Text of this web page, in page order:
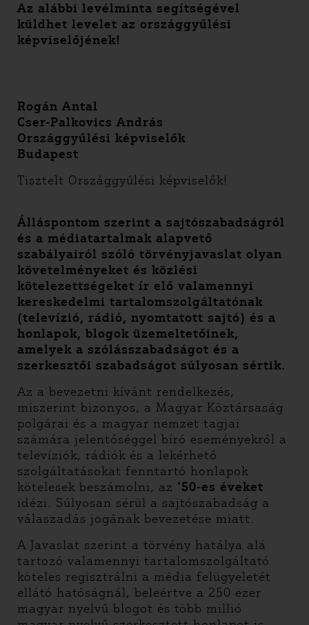
Az alábbi levélminta segítségével
küldhet levelet az országgyűlési
képviselőjének!
Rogán Antal
Cser-Palkovics András
Országgyűlési képviselők
Budapest
Tisztelt Országgyűlési képviselők!
Álláspontom szerint a sajtószabadságról
és a médiatartalmak alapvető
szabályairól szóló törvényjavaslat olyan
követelményeket és közlési
kötelezettségeket ír elő valamennyi
kereskedelmi tartalomszolgáltatónak
(televízió, rádió, nyomtatott sajtó) és a
honlapok, blogok üzemeltetőinek,
amelyek a szólásszabadságot és a
szerkesztői szabadságot súlyosan sértik.
Az a bevezetni kívánt rendelkezés,
miszerint bizonyos, a Magyar Köztársaság
polgárai és a magyar nemzet tagjai
számára jelentőséggel bíró eseményekről a
televíziók, rádiók és a lekérhető
szolgáltatásokat fenntartó honlapok
kötelesek beszámolni, az ’50-es éveket
idézi. Súlyosan sérül a sajtószabadság a
válaszadás jogának bevezetése miatt.
A Javaslat szerint a törvény hatálya alá
tartozó valamennyi tartalomszolgáltató
köteles regisztrálni a média felügyeletét
ellátó hatóságnál, beleértve a 250 ezer
magyar nyelvű blogot és több millió